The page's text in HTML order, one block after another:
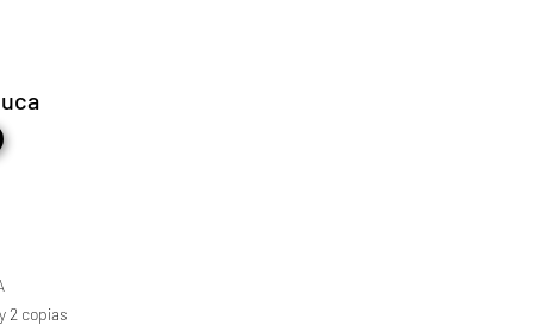
2 copias